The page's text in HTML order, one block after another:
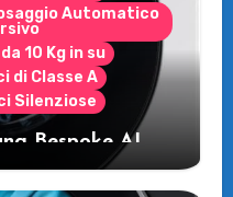
Automatico
10 Kg in su
di Classe A
Silenziose
Bespoke AI
la lavatrice
risparmiare